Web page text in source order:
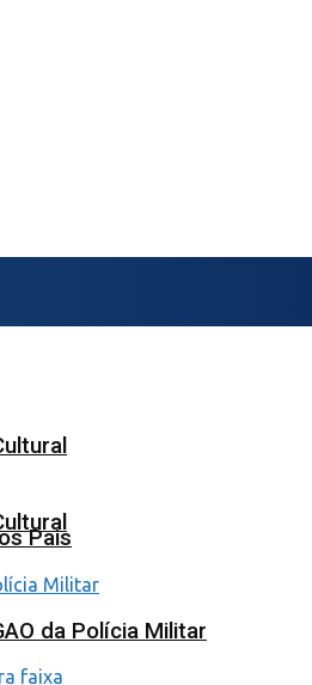
Pais
da Polícia Militar